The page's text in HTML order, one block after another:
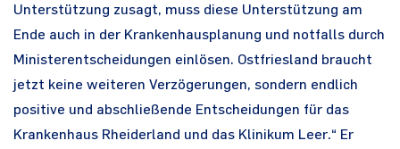
Unterstützung zusagt, muss diese Unterstützung am
Ende auch in der Krankenhausplanung und notfalls durch
Ministerentscheidungen einlösen. Ostfriesland braucht
jetzt keine weiteren Verzögerungen, sondern endlich
positive und abschließende Entscheidungen für das
Krankenhaus Rheiderland und das Klinikum Leer.“ Er